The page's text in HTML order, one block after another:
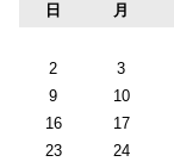
日 月
2
3
9
10
16
17
23
24